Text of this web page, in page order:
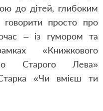
до дітей, глибоким
говорити просто про
– із гумором та
«Книжкового
Старого Лева»
«Чи вмієш ти